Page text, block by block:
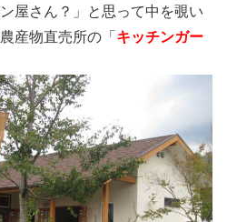
屋さん？」と思って中を覗い
産物直売所の「キッチンガー